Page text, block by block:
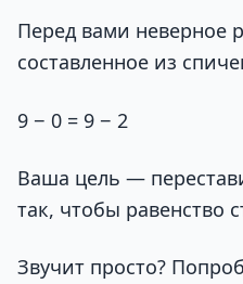
Перед вами неверное
составленное из
9 − 0 = 9 − 2
Ваша цель —
так, чтобы равенство
Звучит просто?